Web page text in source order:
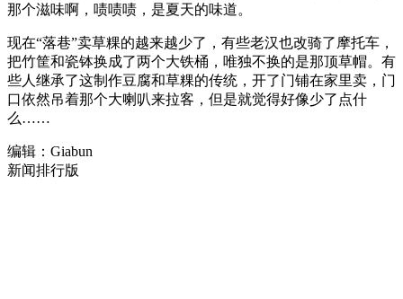
那个滋味啊，啧啧啧，是夏天的味道。
现在“落巷”卖草粿的越来越少了，有些老汉也改骑了摩托车，
把竹筐和瓷钵换成了两个大铁桶，唯独不换的是那顶草帽。有
些人继承了这制作豆腐和草粿的传统，开了门铺在家里卖，门
口依然吊着那个大喇叭来拉客，但是就觉得好像少了点什
么……
编辑：Giabun
新闻排行版